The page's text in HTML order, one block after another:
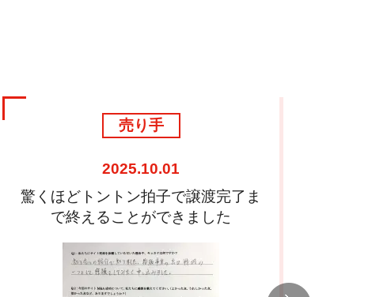
売り手
2025.10.01
驚くほどトントン拍子で譲渡完了ま
で終えることができました